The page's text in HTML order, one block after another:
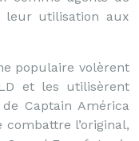
utilisation aux
populaire volèrent
et les utilisèrent
Captain América
combattre l’original,